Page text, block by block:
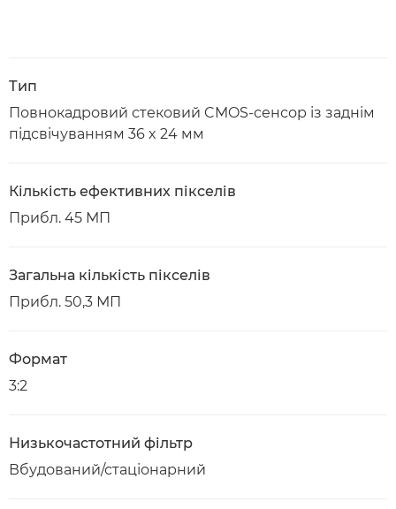
Тип
Повнокадровий стековий CMOS-сенсор із заднім
підсвічуванням 36 x 24 мм
Кількість ефективних пікселів
Прибл. 45 МП
Загальна кількість пікселів
Прибл. 50,3 МП
Формат
3:2
Низькочастотний фільтр
Вбудований/стаціонарний